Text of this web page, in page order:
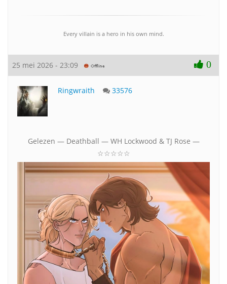
Every villain is a hero in his own mind.
25 mei 2026 - 23:09 0
Ringwraith 33576
Gelezen — Deathball — WH Lockwood & TJ Rose —
☆☆☆☆☆